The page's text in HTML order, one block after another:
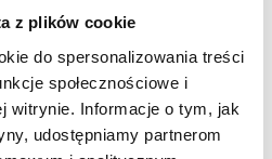
z plików cookie
do spersonalizowania treści
społecznościowe i
witrynie. Informacje o tym, jak
udostępniamy partnerom